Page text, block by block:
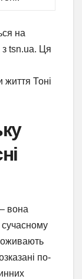
на
з tsn.ua. Ця
життя Тоні
вона
сучасному
оживають
по-